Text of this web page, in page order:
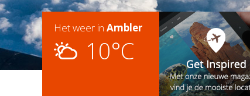
Het weer in Ambler
10°C